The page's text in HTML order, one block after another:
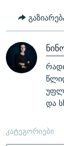
და
კატეგორიები